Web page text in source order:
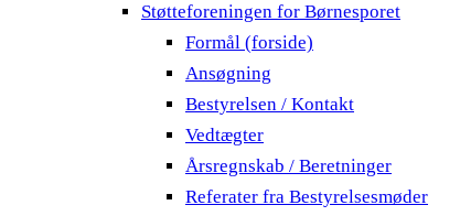
Støtteforeningen for Børnesporet
Formål (forside)
Ansøgning
Bestyrelsen / Kontakt
Vedtægter
Årsregnskab / Beretninger
Referater fra Bestyrelsesmøder